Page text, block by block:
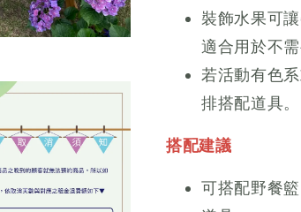
裝飾水果可
適合用於不
若活動有色
排搭配道具。
搭配建議
可搭配野餐